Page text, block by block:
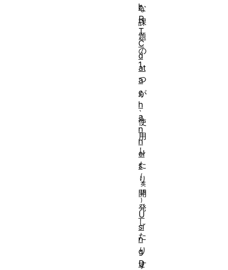
な
課
題
の
1
つ
が
、
使
用
し
た
り
開
発
し
た
り
す
b
R
T
C
d
at
a
c
h
a
n
n
el
s
U
si
n
g
D